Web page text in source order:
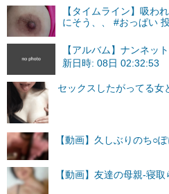
【タイムライン】吸わ
にそう、、 #おっぱい
【アルバム】ナンネ
新日時: 08日 02:32:53